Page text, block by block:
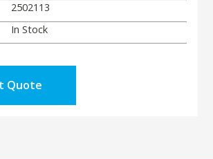
2502113
In Stock
Quote